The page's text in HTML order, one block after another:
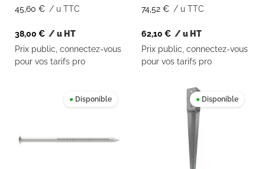
45,60 € / u TTC
38,00 € / u HT
Prix public, connectez-vous
pour vos tarifs pro
74,52 € / u TTC
62,10 € / u HT
Prix public, connectez-vous
pour vos tarifs pro
● Disponible ● Disponible